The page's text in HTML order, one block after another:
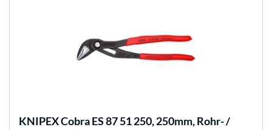
KNIPEXCobra ES 87 51 250, 250mm, Rohr- /